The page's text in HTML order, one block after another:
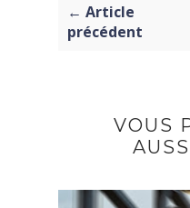
← Article
précédent
VOUS